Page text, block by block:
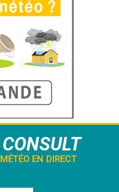
CONSULT
MÉTÉO EN DIRECT